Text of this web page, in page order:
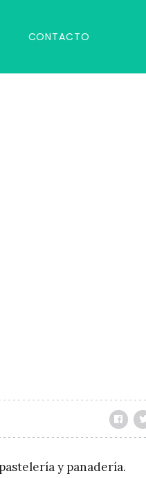
CONTACTO
y panadería.